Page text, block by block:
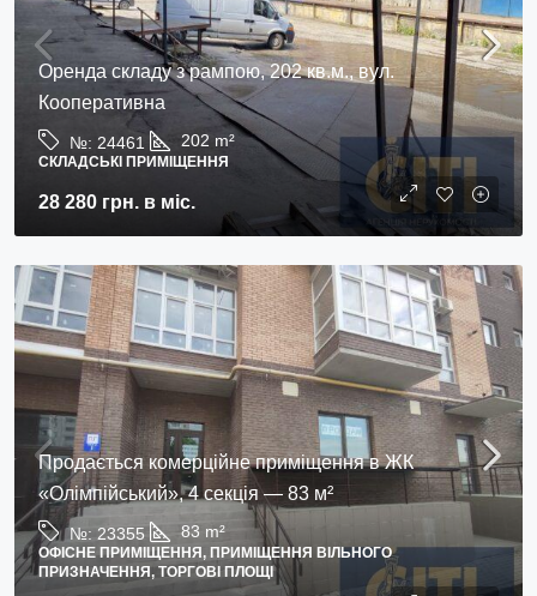
Оренда складу з рампою, 202 кв.м., вул.
Кооперативна
№: 24461 202 m²
СКЛАДСЬКІ ПРИМІЩЕННЯ
28 280 грн. в міс.
Продається комерційне приміщення в ЖК
«Олімпійський», 4 секція — 83 м²
№: 23355 83 m²
ОФІСНЕ ПРИМІЩЕННЯ, ПРИМІЩЕННЯ ВІЛЬНОГО
ПРИЗНАЧЕННЯ, ТОРГОВІ ПЛОЩІ